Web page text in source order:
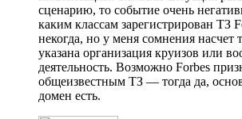
сценарию, то событие очень
каким классам зарегистрирован ТЗ
некогда, но у меня сомнения насчет
указана организация круизов или
деятельность. Возможно Forbes
общеизвестным ТЗ — тогда да,
домен есть.